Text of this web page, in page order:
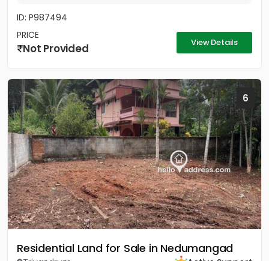
ID: P987494
PRICE
Not Provided View Details
6
Residential Land for Sale in Nedumangad